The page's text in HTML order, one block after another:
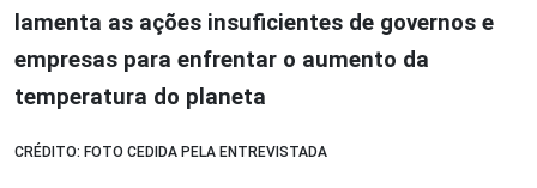
lamenta as ações insuficientes de governos e
empresas para enfrentar o aumento da
temperatura do planeta
CRÉDITO: FOTO CEDIDA PELA ENTREVISTADA